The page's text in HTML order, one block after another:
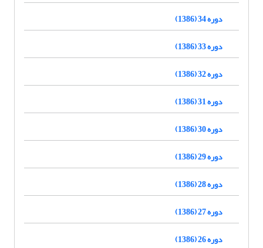
دوره 34 (1386)
دوره 33 (1386)
دوره 32 (1386)
دوره 31 (1386)
دوره 30 (1386)
دوره 29 (1386)
دوره 28 (1386)
دوره 27 (1386)
دوره 26 (1386)